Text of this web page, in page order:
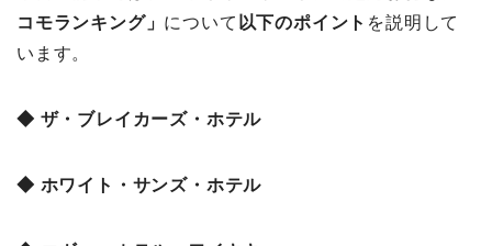
コモランキング」 について 以下のポイント を説明して
います。
◆ ザ・ブレイカーズ・ホテル
◆ ホワイト・サンズ・ホテル